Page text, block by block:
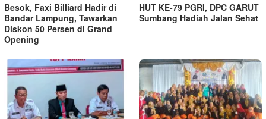
Besok, Faxi Billiard Hadir di
Bandar Lampung, Tawarkan
Diskon 50 Persen di Grand
Opening
HUT KE-79 PGRI, DPC GARUT
Sumbang Hadiah Jalan Sehat